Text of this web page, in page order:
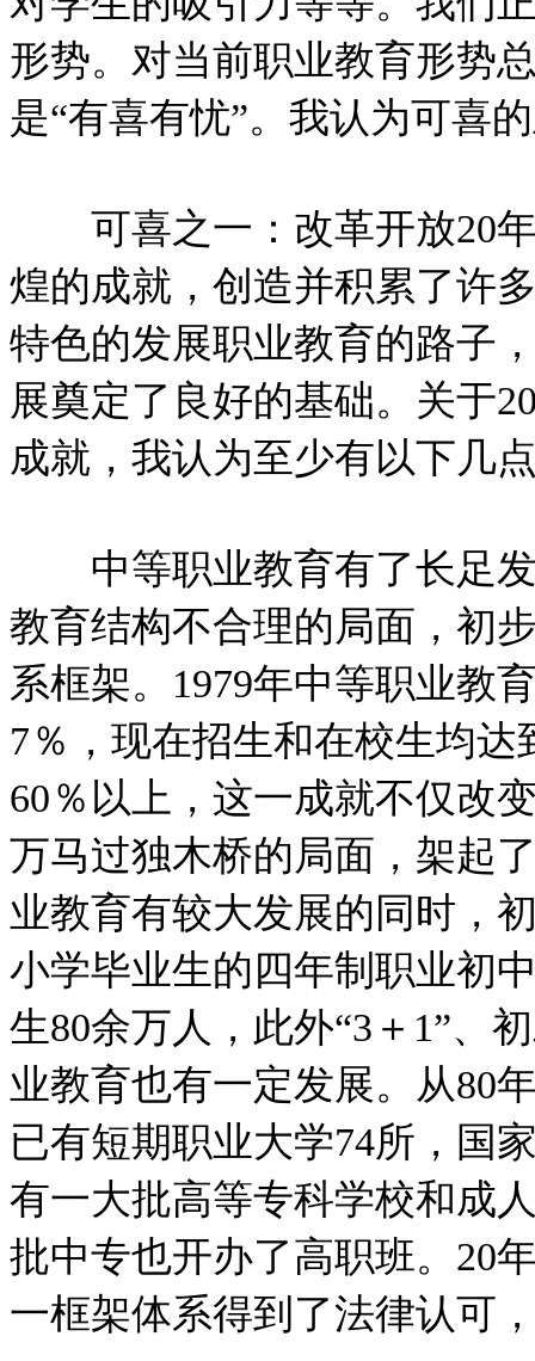
形势。对当前职业教育形势
是“有喜有忧”。我认为可喜
可喜之一：改革开放20年
煌的成就，创造并积累了许
特色的发展职业教育的路子
展奠定了良好的基础。关于
成就，我认为至少有以下几
中等职业教育有了长足发
教育结构不合理的局面，初
系框架。1979年中等职业教
7％，现在招生和在校生均
60％以上，这一成就不仅改
万马过独木桥的局面，架起
业教育有较大发展的同时，
小学毕业生的四年制职业初
生80余万人，此外“3＋1”、
业教育也有一定发展。从80
已有短期职业大学74所，国
有一大批高等专科学校和成
批中专也开办了高职班。20
一框架体系得到了法律认可